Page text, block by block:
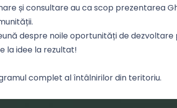
și consultare au ca scop prezentarea
despre noile oportunități de
la idee la rezultat!
complet al întâlnirilor din teritoriu.